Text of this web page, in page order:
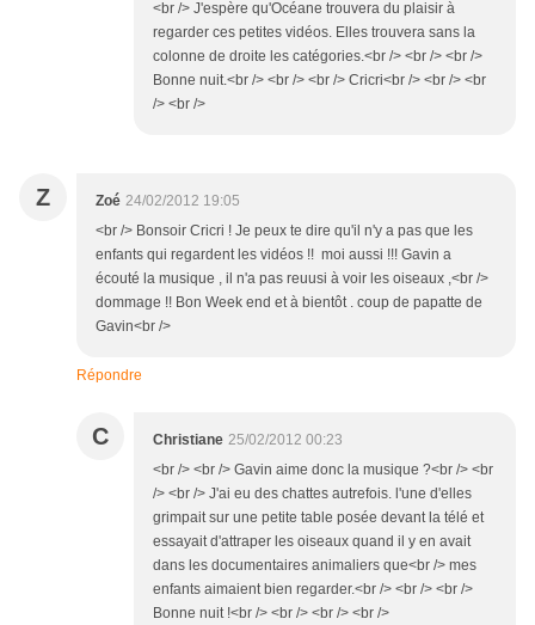
<br /> J'espère qu'Océane trouvera du plaisir à
regarder ces petites vidéos. Elles trouvera sans la
colonne de droite les catégories.<br /> <br /> <br />
Bonne nuit.<br /> <br /> <br /> Cricri<br /> <br /> <br
/> <br />
Z Zoé 24/02/2012 19:05
<br /> Bonsoir Cricri ! Je peux te dire qu'il n'y a pas que les
enfants qui regardent les vidéos !! moi aussi !!! Gavin a
écouté la musique , il n'a pas reuusi à voir les oiseaux ,<br />
dommage !! Bon Week end et à bientôt . coup de papatte de
Gavin<br />
Répondre
C Christiane 25/02/2012 00:23
<br /> <br /> Gavin aime donc la musique ?<br /> <br
/> <br /> J'ai eu des chattes autrefois. l'une d'elles
grimpait sur une petite table posée devant la télé et
essayait d'attraper les oiseaux quand il y en avait
dans les documentaires animaliers que<br /> mes
enfants aimaient bien regarder.<br /> <br /> <br />
Bonne nuit !<br /> <br /> <br /> <br />